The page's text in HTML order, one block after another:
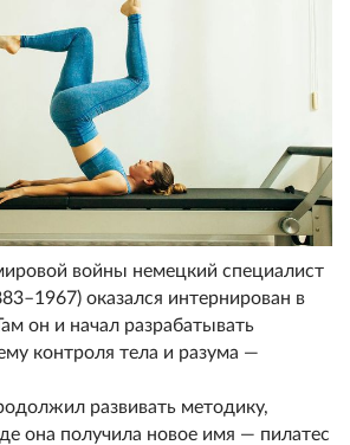
войны немецкий специалист
оказался интернирован в
он и начал разрабатывать
контроля тела и разума —
развивать методику,
она получила новое имя — пилатес